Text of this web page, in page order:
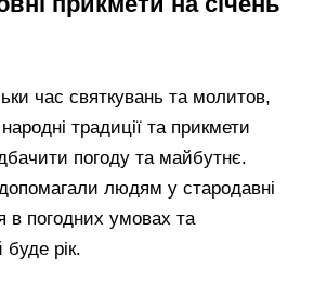
час святкувань та молитов,
традиції та прикмети
погоду та майбутнє.
людям у стародавні
в погодних умовах та
буде рік.